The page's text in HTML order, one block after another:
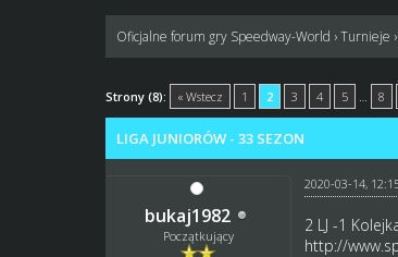
Oficjalne forum gry Speedway-World ›Turnieje ›
Strony (8): « Wstecz 1 2 3 4 5 8
głosów - średnia: 5
LIGA JUNIORÓW - 33 SEZON
bukaj1982
Początkujący
2020-03-14,
2 LJ -1
http://